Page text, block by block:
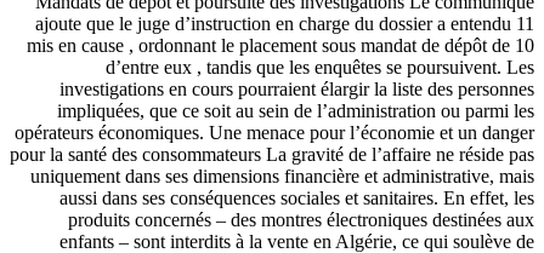
ajoute que le juge d’instruction en charge du dossier a entendu 11
mis en cause , ordonnant le placement sous mandat de dépôt de 10
d’entre eux , tandis que les enquêtes se poursuivent. Les
investigations en cours pourraient élargir la liste des personnes
impliquées, que ce soit au sein de l’administration ou parmi les
opérateurs économiques. Une menace pour l’économie et un danger
pour la santé des consommateurs La gravité de l’affaire ne réside pas
uniquement dans ses dimensions financière et administrative, mais
aussi dans ses conséquences sociales et sanitaires. En effet, les
produits concernés – des montres électroniques destinées aux
enfants – sont interdits à la vente en Algérie, ce qui soulève de